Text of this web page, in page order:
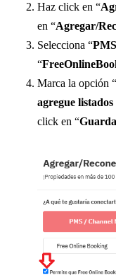
Haz click en “
en “Agregar/
Selecciona “
“
Marca la opción “
agregue
click en “